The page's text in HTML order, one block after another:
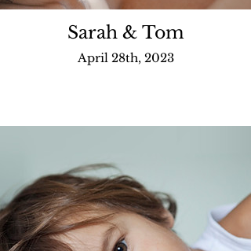
Sarah & Tom
April 28th, 2023